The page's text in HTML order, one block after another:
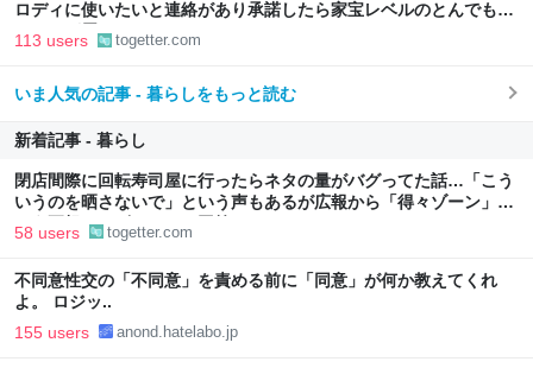
ロディに使いたいと連絡があり承諾したら家宝レベルのとんでもな
いものが届いた
113 users togetter.com
いま人気の記事 - 暮らしをもっと読む
新着記事 - 暮らし
閉店間際に回転寿司屋に行ったらネタの量がバグってた話…「こう
いうのを晒さないで」という声もあるが広報から「得々ゾーン」と
いう正規サービスだとの回答も
58 users togetter.com
不同意性交の「不同意」を責める前に「同意」が何か教えてくれ
よ。 ロジッ..
155 users anond.hatelabo.jp